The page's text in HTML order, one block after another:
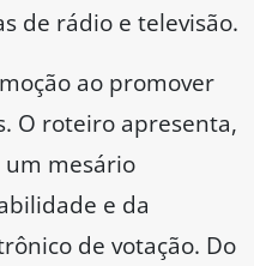
de rádio e televisão.
ao promover
O roteiro apresenta,
mesário
e da
de votação. Do